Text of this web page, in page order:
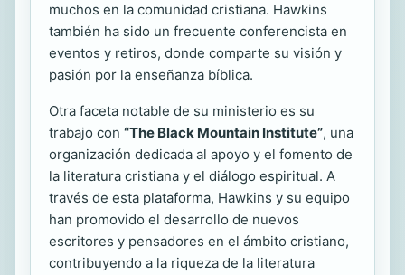
muchos en la comunidad cristiana. Hawkins
también ha sido un frecuente conferencista en
eventos y retiros, donde comparte su visión y
pasión por la enseñanza bíblica.
Otra faceta notable de su ministerio es su
trabajo con “The Black Mountain Institute”, una
organización dedicada al apoyo y el fomento de
la literatura cristiana y el diálogo espiritual. A
través de esta plataforma, Hawkins y su equipo
han promovido el desarrollo de nuevos
escritores y pensadores en el ámbito cristiano,
contribuyendo a la riqueza de la literatura